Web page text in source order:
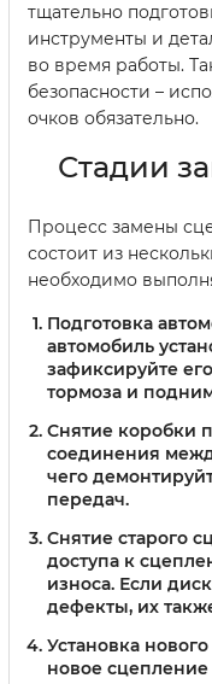
тщательно
инструменты и
во время работы.
безопасности –
очков обязательно.
Стадии
Процесс замены
состоит из
необходимо
Подготовка
автомобиль
зафиксируйте
тормоза и
Снятие коробки
соединения
чего
передач.
Снятие старого
доступа к
износа. Если
дефекты, их
Установка
новое